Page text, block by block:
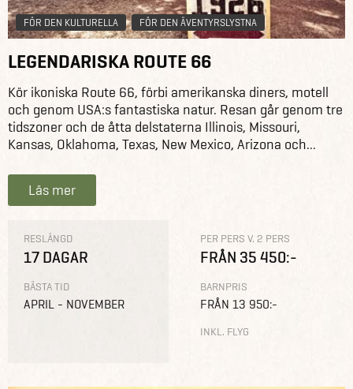
FÖR DEN KULTURELLA FÖR DEN ÄVENTYRSLYSTNA
LEGENDARISKA ROUTE 66
Kör ikoniska Route 66, förbi amerikanska diners, motell
och genom USA:s fantastiska natur. Resan går genom tre
tidszoner och de åtta delstaterna Illinois, Missouri,
Kansas, Oklahoma, Texas, New Mexico, Arizona och...
Läs mer
RESLÄNGD
17 DAGAR
BÄSTA TID
APRIL - NOVEMBER
PER PERS V. 2 PERS
FRÅN 35 450:-
BARNPRIS
FRÅN 13 950:-
INKL. FLYG